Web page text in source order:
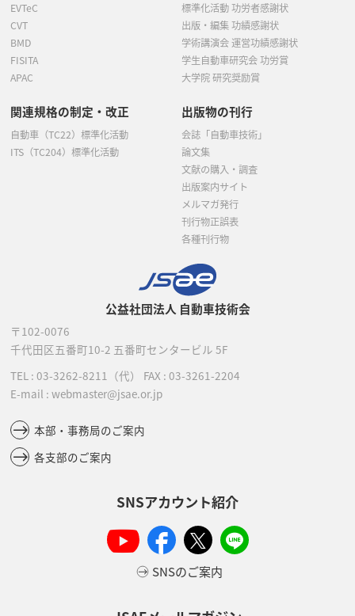
公益社団法人 自動車技術会
〒102-0076
千代田区五番町10-2 五番町センタービル 5F
TEL : 03-3262-8211 （代） FAX : 03-3261-2204
E-mail : webmaster@jsae.or.jp
本部・事務局のご案内
各支部のご案内
SNSアカウント紹介
SNSのご案内
EVTeC
CVT
BMD
FISITA
APAC
標準化活動 功労者感謝状
出版・編集 功績感謝状
学術講演会 運営功績感謝状
学生自動車研究会 功労賞
大学院 研究奨励賞
関連規格の制定・改正
自動車（TC22）標準化活動
ITS（TC204）標準化活動
出版物の刊行
会誌「自動車技術」
論文集
文献の購入・調査
出版案内サイト
メルマガ発行
刊行物正誤表
各種刊行物